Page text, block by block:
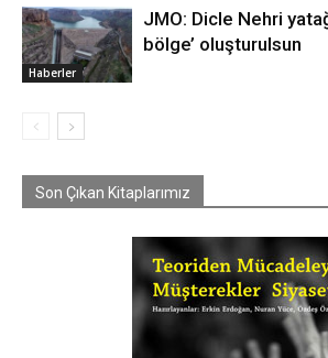
Haberler
JMO: Dicle Nehri
bölge’ oluşturulsun
Son Çıkan Kitaplarımız